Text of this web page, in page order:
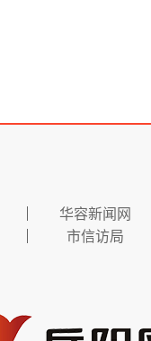
华容新闻网
市信访局